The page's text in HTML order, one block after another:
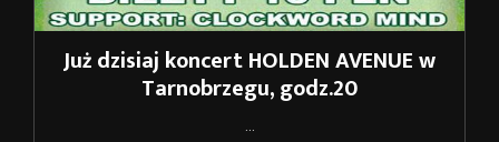
Już dzisiaj koncert HOLDEN AVENUE w
Tarnobrzegu, godz.20